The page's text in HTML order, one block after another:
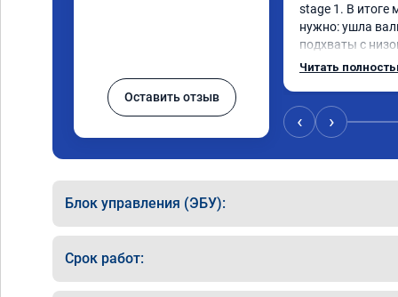
Оставить отзыв
stage 1. В итоге
нужно: ушла
подхваты с
Одни из лучших
Читать
‹ ›
Блок управления (ЭБУ):
Срок работ: